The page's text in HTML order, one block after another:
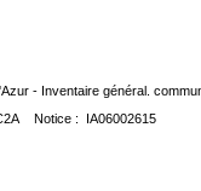
- Inventaire général.
Notice : IA06002615